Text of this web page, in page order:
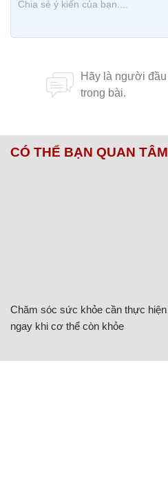
CÓ THỂ BẠN QUAN TÂM
Chăm sóc sức khỏe cần thực hiện
ngay khi cơ thể còn khỏe